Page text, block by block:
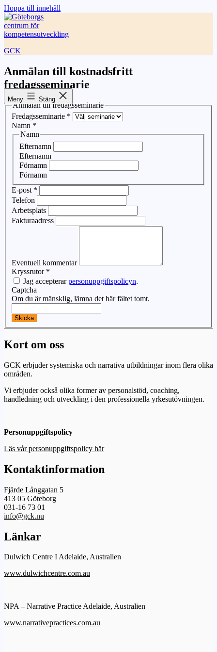
Hoppa till innehåll
GCK
Meny Stäng
Anmälan till kostnadsfritt
fredagsseminarie
Anmälan till fredagsseminarie
Fredagsseminarie *
Namn *
Namn
Efternamn
Efternamn
Förnamn
Förnamn
E-post *
Telefon
Arbetsplats
Fakturaadress
Eventuell kommentar
Kryssrutor *
Jag accepterarpersonuppgiftspolicyn.
Captcha
Om du är mänsklig, lämna det här fältet tomt.
Skicka
Kort om oss
GCK erbjuder systemiska och narrativa utbildningar inom flera olika
områden.
Vi erbjuder också olika former av personalstöd, coaching,
handledning och utveckling i den professionella yrkesutövningen.
Personuppgiftspolicy
Läs vår personuppgiftspolicy här
Kontaktinformation
Fjärde Långgatan 5
413 05 Göteborg
031-16 73 01
info@gck.nu
Länkar
Dulwich Centre I Adelaide, Australien
www.dulwichcentre.com.au
NPA – Narrative Practice Adelaide, Australien
www.narrativepractices.com.au